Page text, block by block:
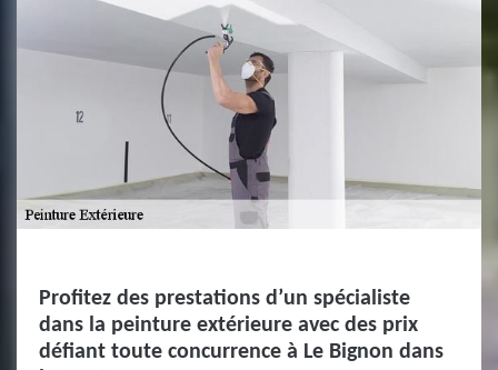
Profitez des prestations d’un spécialiste
dans la peinture extérieure avec des prix
défiant toute concurrence à Le Bignon dans